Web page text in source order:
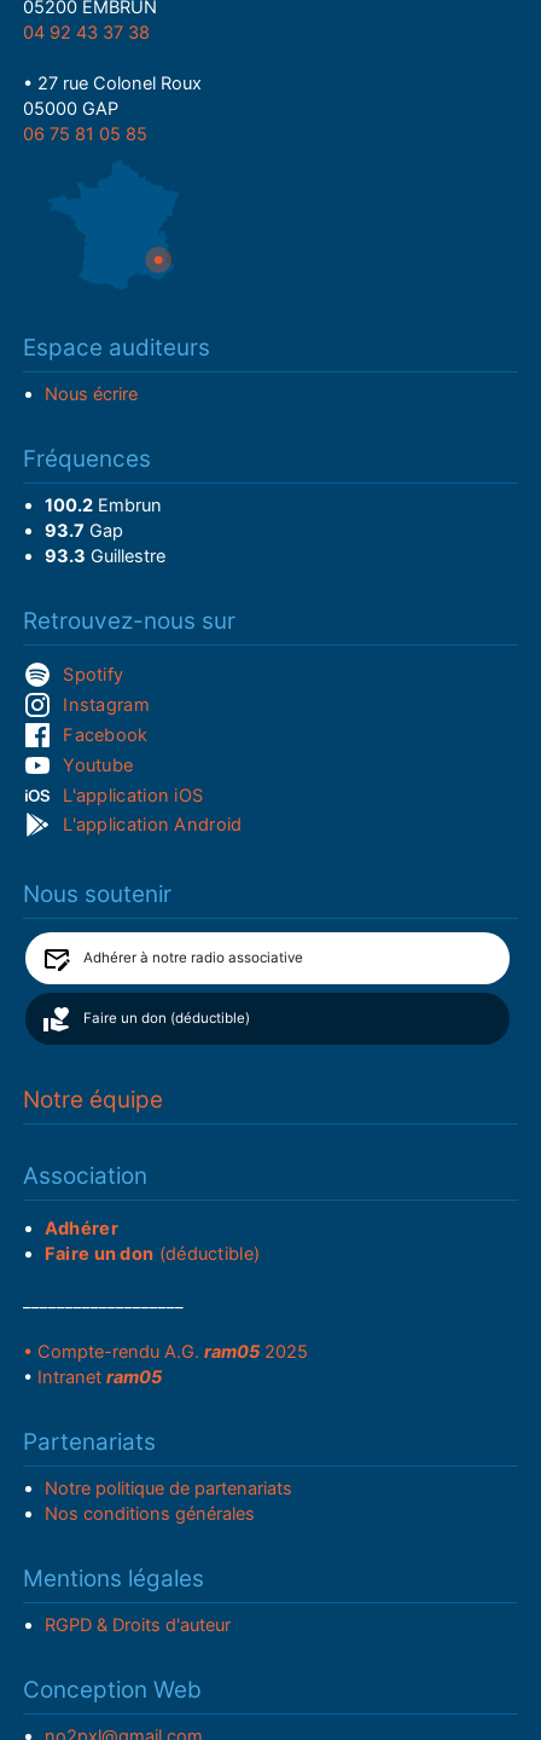
05200 EMBRUN
04 92 43 37 38
• 27 rue Colonel Roux
05000 GAP
06 75 81 05 85
Espace auditeurs
Nous écrire
Fréquences
100.2Embrun
93.7 Gap
93.3 Guillestre
Retrouvez-nous sur
Spotify
Instagram
Facebook
Youtube
L'application iOS
L'application Android
Nous soutenir
Adhérer à notre radio associative
Faire un don (déductible)
Notre équipe
Association
Adhérer
Faire un don (déductible)
• Compte-rendu A.G.ram05 2025
• Intranetram05
Partenariats
Notre politique de partenariats
Nos conditions générales
Mentions légales
RGPD & Droits d'auteur
Conception Web